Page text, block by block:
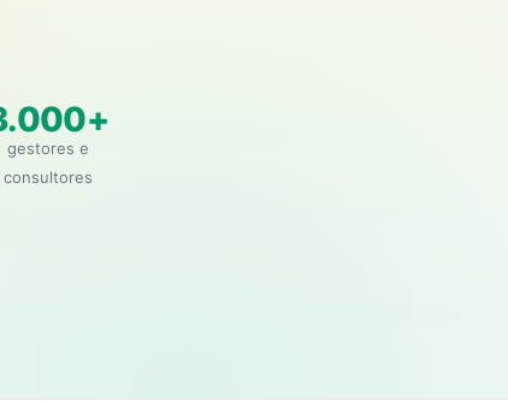
gestores e
consultores